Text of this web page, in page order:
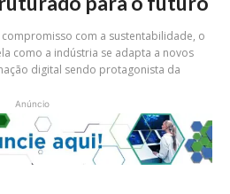
com a sustentabilidade, o
como a indústria se adapta a novos
digital sendo protagonista da
Anúncio